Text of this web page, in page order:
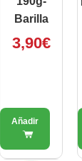
Barilla
3,90€